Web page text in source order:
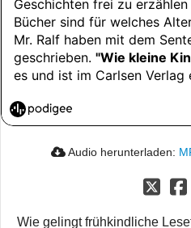
Audio herunterladen:
Wie gelingt frühkindliche